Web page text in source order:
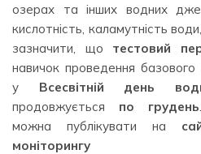
озерах та інших водних
кислотність, каламутність
зазначити, що тестовий
навичок проведення базового
у Всесвітній день
продовжується по грудень
можна публікувати на